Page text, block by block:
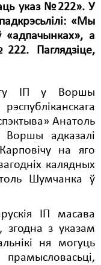
указ №222». У
«Мы
а
Паглядзіце,
ІП у Воршы
Анатоль
Воршы адказалі
на яго
калядных
Шумчанка ў
ІП масава
згодна з указам
ня могуць